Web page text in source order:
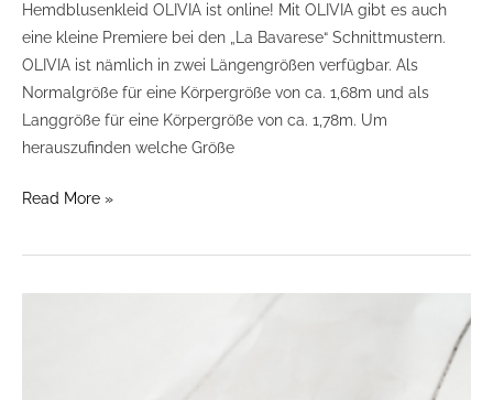
Hemdblusenkleid OLIVIA ist online! Mit OLIVIA gibt es auch
eine kleine Premiere bei den „La Bavarese“ Schnittmustern.
OLIVIA ist nämlich in zwei Längengrößen verfügbar. Als
Normalgröße für eine Körpergröße von ca. 1,68m und als
Langgröße für eine Körpergröße von ca. 1,78m. Um
herauszufinden welche Größe
Read More »